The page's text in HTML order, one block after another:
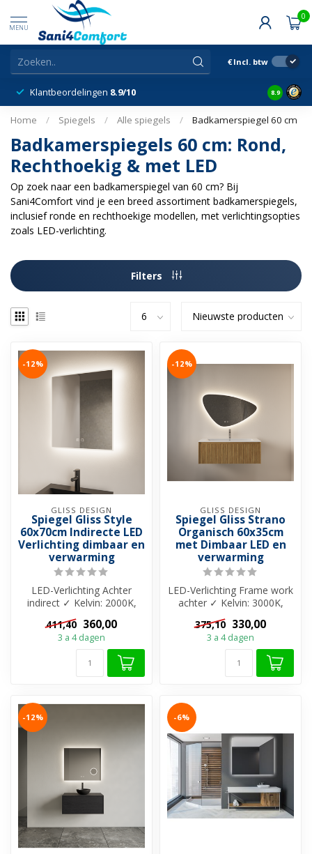
MENU
0
€ Incl. btw
Klantbeordelingen 8.9/10 8.9
Home / Spiegels / Alle spiegels / Badkamerspiegel 60 cm
Badkamerspiegels 60 cm: Rond,
Rechthoekig & met LED
Op zoek naar een badkamerspiegel van 60 cm? Bij
Sani4Comfort vind je een breed assortiment badkamerspiegels,
inclusief ronde en rechthoekige modellen, met verlichtingsopties
zoals LED-verlichting.
Filters
-12%
GLISS DESIGN
Spiegel Gliss Style
60x70cm Indirecte LED
Verlichting dimbaar en
verwarming
LED-Verlichting Achter
indirect ✓ Kelvin: 2000K,
bedienin...
411,40 360,00
3 a 4 dagen
-12%
GLISS DESIGN
Spiegel Gliss Strano
Organisch 60x35cm
met Dimbaar LED en
verwarming
LED-Verlichting Frame work
achter ✓ Kelvin: 3000K,
bedien...
375,10 330,00
3 a 4 dagen
-12% -6%